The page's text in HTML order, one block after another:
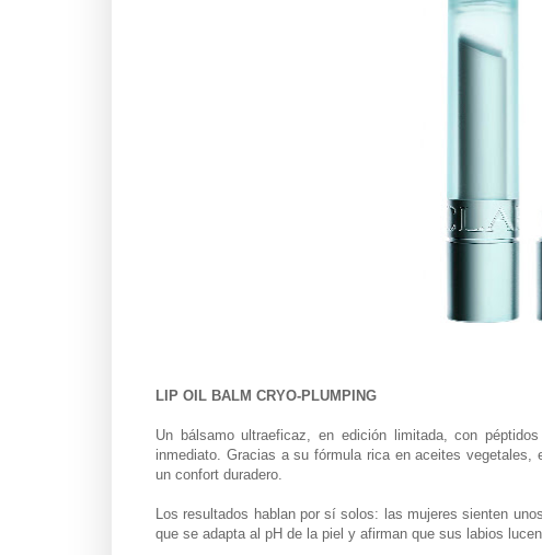
LIP OIL BALM CRYO-PLUMPING
Un bálsamo ultraeficaz, en edición limitada, con
inmediato. Gracias a su fórmula rica en aceites vegetales,
un confort duradero.
Los resultados hablan por sí solos: las mujeres sienten
que se adapta al pH de la piel y afirman que sus labios